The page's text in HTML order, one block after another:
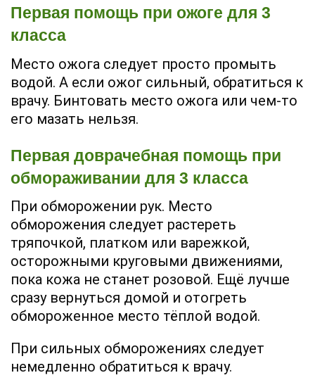
Первая помощь при ожоге для 3
класса
Место ожога следует просто промыть
водой. А если ожог сильный, обратиться к
врачу. Бинтовать место ожога или чем-то
его мазать нельзя.
Первая доврачебная помощь при
обмораживании для 3 класса
При обморожении рук. Место
обморожения следует растереть
тряпочкой, платком или варежкой,
осторожными круговыми движениями,
пока кожа не станет розовой. Ещё лучше
сразу вернуться домой и отогреть
обмороженное место тёплой водой.
При сильных обморожениях следует
немедленно обратиться к врачу.